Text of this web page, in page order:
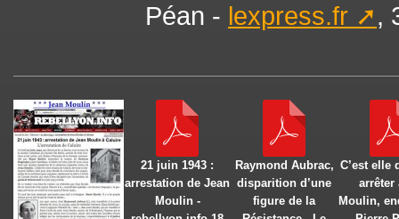
Péan - lexpress.fr ,
21 juin 1943 :
arrestation de Jean
Moulin -
Raymond Aubrac,
disparition d’une
figure de la
C’est elle
arrêter
Moulin,